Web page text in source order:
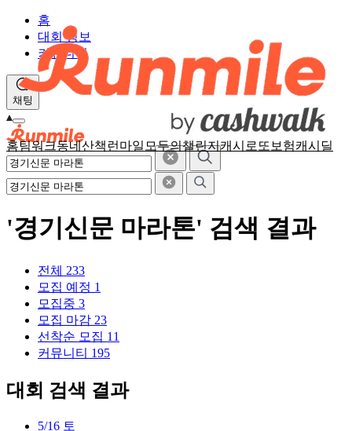
홈팀워크동네산책 런마일 모두의챌린지캐시로또 보험캐시딜
홈
대회 정보
커뮤니티
채팅
'경기신문 마라톤' 검색 결과
전체 233
모집 예정 1
모집중 3
모집 마감 23
선착순 모집 11
커뮤니티 195
대회 검색 결과
5/16 토